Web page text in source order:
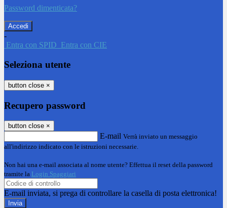
Password dimenticata?
-
Entra con SPID Entra con CIE
Seleziona utente
button close ×
Recupero password
button close ×
E-mail Verrà inviato un messaggio
all'indirizzo indicato con le istruzioni necessarie.
Non hai una e-mail associata al nome utente? Effettua il reset della password
tramite la Login Spaggiari
E-mail inviata, si prega di controllare la casella di posta elettronica!